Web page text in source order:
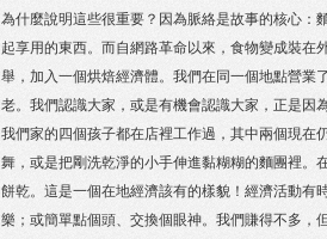
為什麼說明這些很重要？因為脈絡是故事的核心：
起享用的東西。而自網路革命以來，食物變成裝
舉，加入一個烘焙經濟體。我們在同一個地點營業
老。我們認識大家，或是有機會認識大家，正是因
我們家的四個孩子都在店裡工作過，其中兩個現在
舞，或是把剛洗乾淨的小手伸進黏糊糊的麵團裡。
餅乾。這是一個在地經濟該有的樣貌！經濟活動有
樂；或簡單點個頭、交換個眼神。我們賺得不多，